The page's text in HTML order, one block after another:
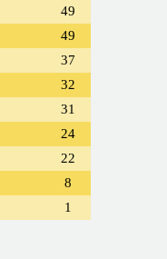
49
49
37
32
31
24
22
8
1